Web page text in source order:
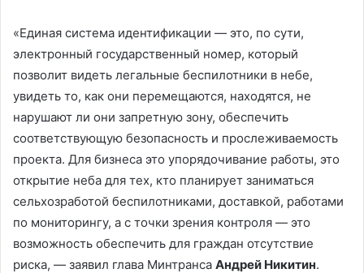
«Единая система идентификации — это, по сути,
электронный государственный номер, который
позволит видеть легальные беспилотники в небе,
увидеть то, как они перемещаются, находятся, не
нарушают ли они запретную зону, обеспечить
соответствующую безопасность и прослеживаемость
проекта. Для бизнеса это упорядочивание работы, это
открытие неба для тех, кто планирует заниматься
сельхозработой беспилотниками, доставкой, работами
по мониторингу, а с точки зрения контроля — это
возможность обеспечить для граждан отсутствие
риска, — заявил глава Минтранса Андрей Никитин.